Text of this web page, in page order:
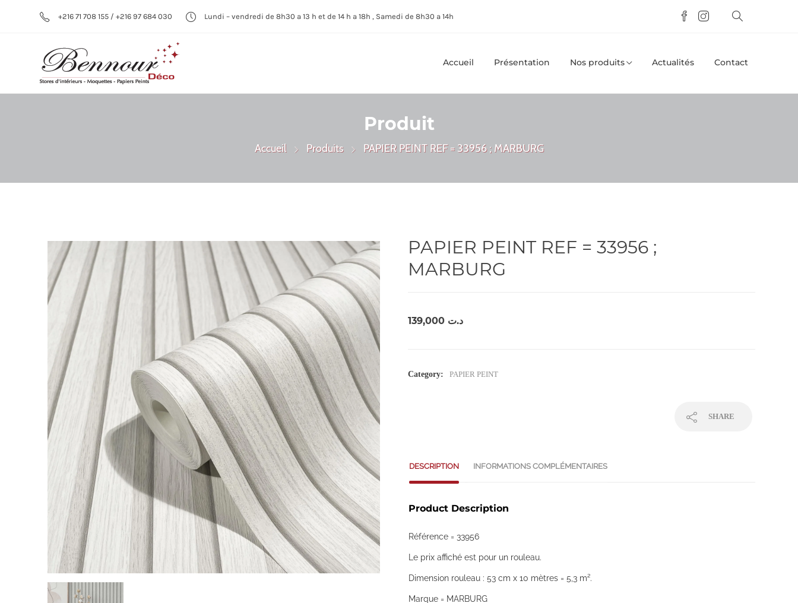
+216 71 708 155 / +216 97 684 030 Lundi – vendredi de 8h30 a 13 h et de 14 h a 18h , Samedi de 8h30 a 14h
Accueil Présentation Nos produits Actualités Contact
Produit
Accueil Produits PAPIER PEINT REF = 33956 ; MARBURG
PAPIER PEINT REF = 33956 ;
MARBURG
د.ت
Category: PAPIER PEINT
SHARE
DESCRIPTION INFORMATIONS COMPLÉMENTAIRES
Product Description
Référence = 33956
Le prix affiché est pour un rouleau.
Dimension rouleau : 53 cm x 10 mètres = 5,3 m².
Marque = MARBURG